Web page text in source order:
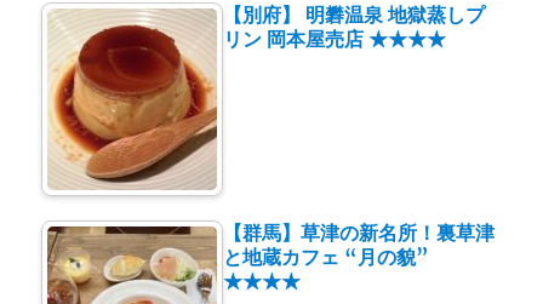
【別府】 明礬温泉 地獄蒸しプ
リン 岡本屋売店 ★★★★
【群馬】草津の新名所！裏草津
と地蔵カフェ “月の貌”
★★★★